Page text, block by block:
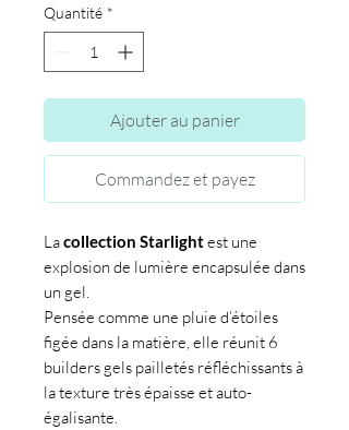
Quantité *
Ajouter au panier
Commandez et payez
Lacollection Starlightest une
explosion de lumière encapsulée dans
un gel.
Pensée comme une pluie d’étoiles
figée dans la matière, elle réunit 6
builders gels pailletés réfléchissants à
la texture très épaisse et auto-
égalisante.